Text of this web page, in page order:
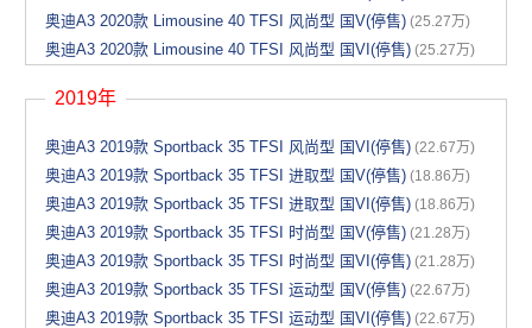
奥迪A3 2020款 Limousine 40 TFSI 风尚型 国V(停售) (25.27万)
奥迪A3 2020款 Limousine 40 TFSI 风尚型 国VI(停售) (25.27万)
2019年
奥迪A3 2019款 Sportback 35 TFSI 风尚型 国VI(停售) (22.67万)
奥迪A3 2019款 Sportback 35 TFSI 进取型 国V(停售) (18.86万)
奥迪A3 2019款 Sportback 35 TFSI 进取型 国VI(停售) (18.86万)
奥迪A3 2019款 Sportback 35 TFSI 时尚型 国V(停售) (21.28万)
奥迪A3 2019款 Sportback 35 TFSI 时尚型 国VI(停售) (21.28万)
奥迪A3 2019款 Sportback 35 TFSI 运动型 国V(停售) (22.67万)
奥迪A3 2019款 Sportback 35 TFSI 运动型 国VI(停售) (22.67万)